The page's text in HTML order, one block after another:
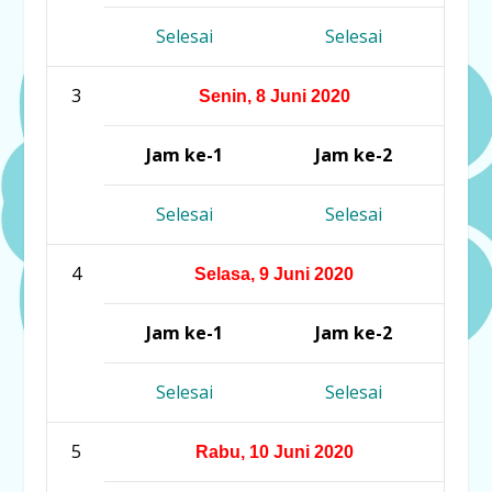
Selesai Selesai
3 Senin, 8 Juni 2020
Jam ke-1 Jam ke-2
Selesai Selesai
4 Selasa, 9 Juni 2020
Jam ke-1 Jam ke-2
Selesai Selesai
5 Rabu, 10 Juni 2020